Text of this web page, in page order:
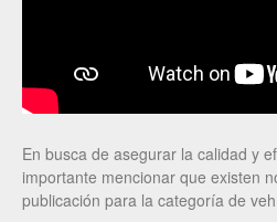
En busca de asegurar la calidad y
importante mencionar que existen
publicación para la categoría de